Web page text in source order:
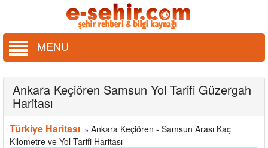
MENU
Ankara Keçiören Samsun Yol Tarifi Güzergah
Haritası
Türkiye Haritası » Ankara Keçiören - Samsun Arası Kaç
Kilometre ve Yol Tarifi Haritası